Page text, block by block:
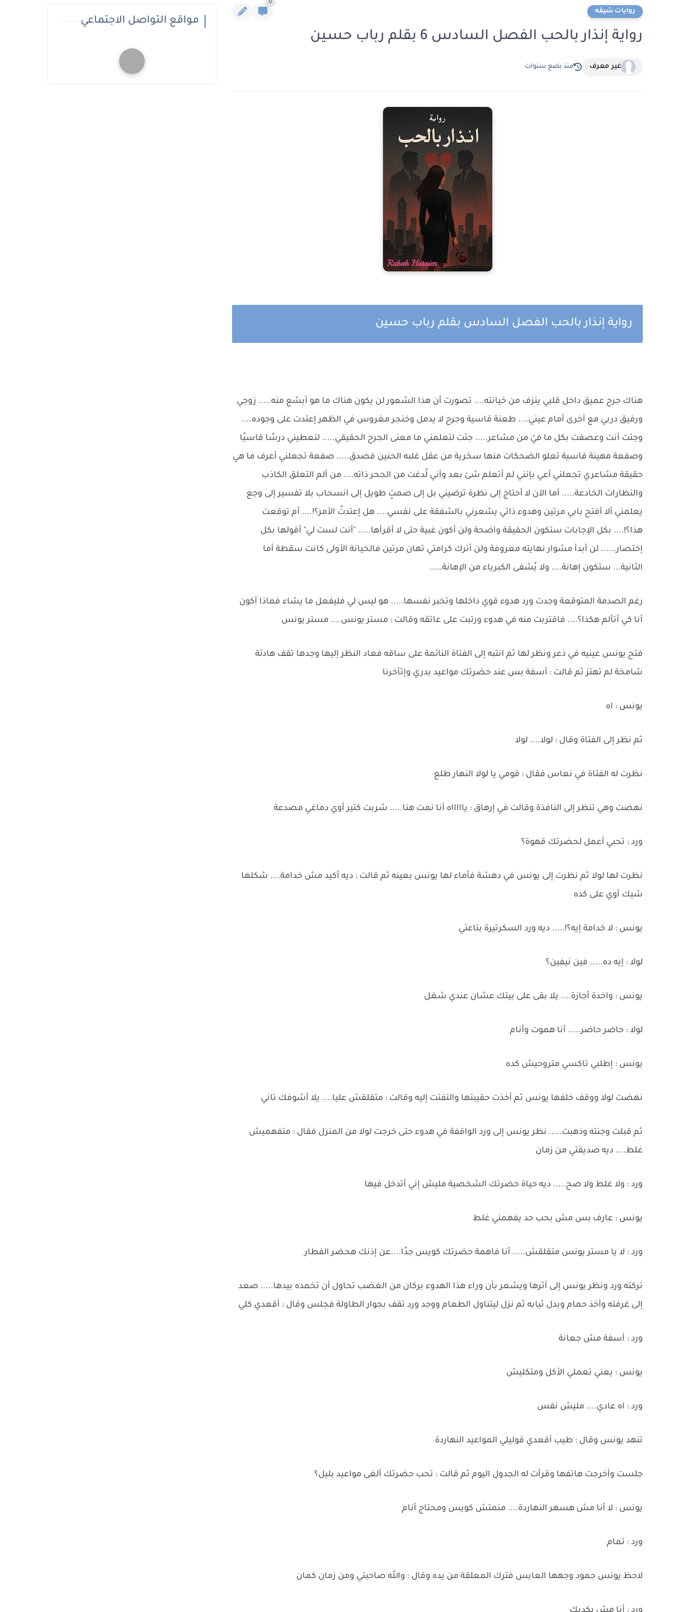
روايات شيقه
0
رواية إنذار بالحب الفصل السادس 6 بقلم رباب حسين
غير معرف منذ بضع سنوات
رواية إنذار بالحب الفصل السادس بقلم رباب حسين
هناك جرح عميق داخل قلبي ينزف من خيانته.... تصورت أن هذا الشعور لن يكون هناك ما هو أبشع منه..... زوجي
ورفيق دربي مع أخرى أمام عيني.... طعنة قاسية وجرح لا يدمل وخنجر مغروس في الظهر إعتدت على وجوده....
وجئت أنت وعصفت بكل ما فيّ من مشاعر..... جئت لتعلمني ما معنى الجرح الحقيقي..... لتعطيني درسًا قاسيًا
وصفعة مهينة قاسية تعلو الضحكات منها سخرية من عقل غلبه الحنين فصدق..... صفعة تجعلني أعرف ما هي
حقيقة مشاعري تجعلني أعي بإنني لم أتعلم شئ بعد وأني لُدغت من الجحر ذاته.... من ألم التعلق الكاذب
والنظارات الخادعة..... أما الآن لا أحتاج إلى نظرة ترضيني بل إلى صمتٍ طويل إلى انسحاب بلا تفسير إلى وجع
يعلمني ألا أفتح بابي مرتين وهدوء ذاتي يشعرني بالشفقة على نفسي.... هل إعتدتُ الأمر؟!.... أم توقعت
هذا؟!.... بكل الإجابات ستكون الحقيقة واضحة ولن أكون غبية حتى لا أقرأها..... "أنت لست لي" أقولها بكل
إختصار...... لن أبدأ مشوار نهايته معروفة ولن أترك كرامتي تهان مرتين فالخيانة الأولى كانت سقطة أما
الثانية... ستكون إهانة.... ولا يُشفى الكبرياء من الإهانة.....
رغم الصدمة المتوقعة وجدت ورد هدوء قوي داخلها وتخبر نفسها..... هو ليس لي فليفعل ما يشاء فماذا أكون
أنا كي أتألم هكذا؟.... فاقتربت منه في هدوء ورتبت على عاتقه وقالت : مستر يونس.... مستر يونس
فتح يونس عينيه في ذعر ونظر لها ثم انتبه إلى الفتاة النائمة على ساقه فعاد النظر إليها وجدها تقف هادئة
شامخة لم تهتز ثم قالت : أسفة بس عند حضرتك مواعيد بدري وإتأخرنا
يونس : اه
ثم نظر إلى الفتاة وقال : لولا.... لولا
نظرت له الفتاة في نعاس فقال : قومي يا لولا النهار طلع
نهضت وهي تنظر إلى النافذة وقالت في إرهاق : ياااااه أنا نمت هنا..... شربت كتير أوي دماغي مصدعة
ورد : تحبي أعمل لحضرتك قهوة؟
نظرت لها لولا ثم نظرت إلى يونس في دهشة فأماء لها يونس بعينه ثم قالت : ديه أكيد مش خدامة.... شكلها
شيك أوي على كده
يونس : لا خدامة إيه؟!..... ديه ورد السكرتيرة بتاعتي
لولا : إيه ده..... فين نيفين؟
يونس : واخدة أجازة.... يلا بقى على بيتك عشان عندي شغل
لولا : حاضر حاضر..... أنا هموت وأنام
يونس : إطلبي تاكسي متروحيش كده
نهضت لولا ووقف خلفها يونس ثم أخذت حقيبتها والتفتت إليه وقالت : متقلقش عليا.... يلا أشوفك تاني
ثم قبلت وجنته وذهبت..... نظر يونس إلى ورد الواقفة في هدوء حتى خرجت لولا من المنزل فقال : متفهميش
غلط.... ديه صديقتي من زمان
ورد : ولا غلط ولا صح..... ديه حياة حضرتك الشخصية مليش إني أتدخل فيها
يونس : عارف بس مش بحب حد يفهمني غلط
ورد : لا يا مستر يونس متقلقش..... أنا فاهمة حضرتك كويس جدًا....عن إذنك هحضر الفطار
تركته ورد ونظر يونس إلى آثرها ويشعر بأن وراء هذا الهدوء بركان من الغضب تحاول أن تخمده بيدها..... صعد
إلى غرفته وأخذ حمام وبدل ثيابه ثم نزل ليتناول الطعام ووجد ورد تقف بجوار الطاولة فجلس وقال : أقعدي كلي
ورد : أسفة مش جعانة
يونس : يعني تعملي الأكل ومتكليش
ورد : اه عادي.... مليش نفس
تنهد يونس وقال : طيب أقعدي قوليلي المواعيد النهاردة
جلست وأخرجت هاتفها وقرأت له الجدول اليوم ثم قالت : تحب حضرتك ألغى مواعيد بليل؟
يونس : لا أنا مش هسهر النهاردة.... منمتش كويس ومحتاج أنام
ورد : تمام
لاحظ يونس جمود وجهها العابس فترك المعلقة من يده وقال : والله صاحبتي ومن زمان كمان
مواقع التواصل الاجتماعي